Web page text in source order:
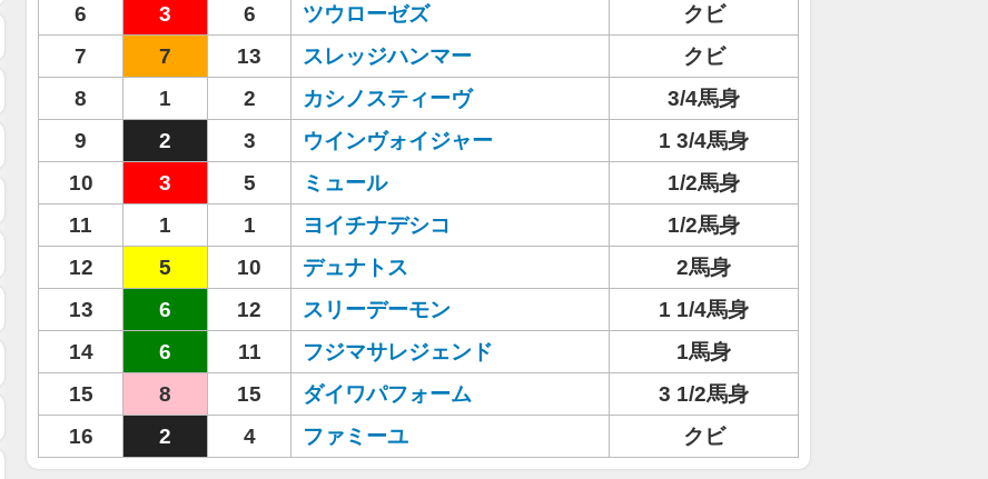
6
3 6 ツウローゼズ
クビ
7
7 13 スレッジハンマー
クビ
8
1 2 カシノスティーヴ
3/4馬身
9
2 3 ウインヴォイジャー
1 3/4馬身
10
3 5 ミュール
1/2馬身
11
1 1 ヨイチナデシコ
1/2馬身
12
5 10 デュナトス
2馬身
13
6 12 スリーデーモン
1 1/4馬身
14
6 11 フジマサレジェンド
1馬身
15
8 15 ダイワパフォーム
3 1/2馬身
16
2 4 ファミーユ クビ